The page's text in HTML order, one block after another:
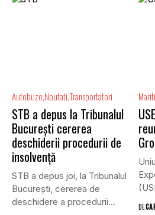
Autobuze NoutatiTransportatori
STB a depus la Tribunalul
București cererea
deschiderii procedurii de
insolvență
STB a depus joi, la Tribunalul
Bucureşti, cererea de
deschidere a procedurii...
DE